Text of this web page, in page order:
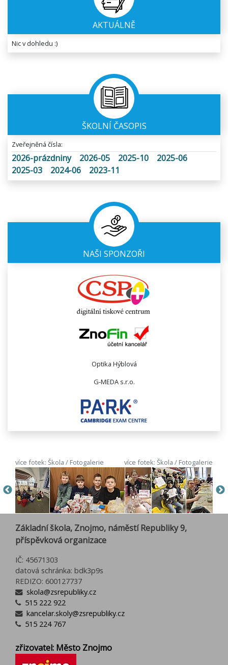
AKTUÁLNĚ
Nic v dohledu :)
ŠKOLNÍ ČASOPIS
Zveřejněná čísla:
2026-prázdniny 2026-05 2025-10
2025-06
2025-03
2024-06 2023-11
NAŠI SPONZOŘI
Optika Hýblová
G-MEDA s.r.o.
více fotek: Škola / Fotogalerie více fotek: Škola / Fotogalerie
Základní škola, Znojmo, náměstí Republiky 9,
příspěvková organizace
IČ: 45671303
datová schránka: bdk3p9s
REDIZO: 600127737
skola@zsrepubliky.cz
515 222 922
kancelar.skoly@zsrepubliky.cz
515 224 767
zřizovatel: Město Znojmo